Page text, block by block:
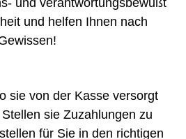
und helfen Ihnen nach
sie von der Kasse versorgt
sie Zuzahlungen zu
für Sie in den richtigen